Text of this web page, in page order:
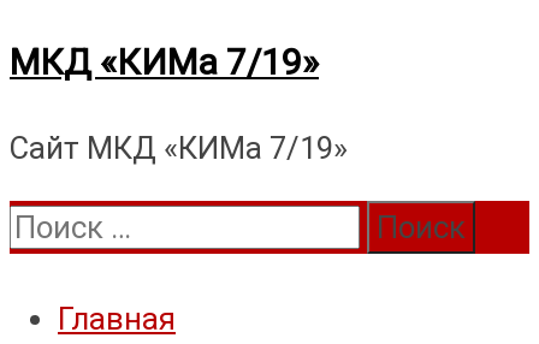
Перейти
содержимому
МКД «КИМа 7/19»
Сайт МКД «КИМа 7/19»
Поиск:
Главная